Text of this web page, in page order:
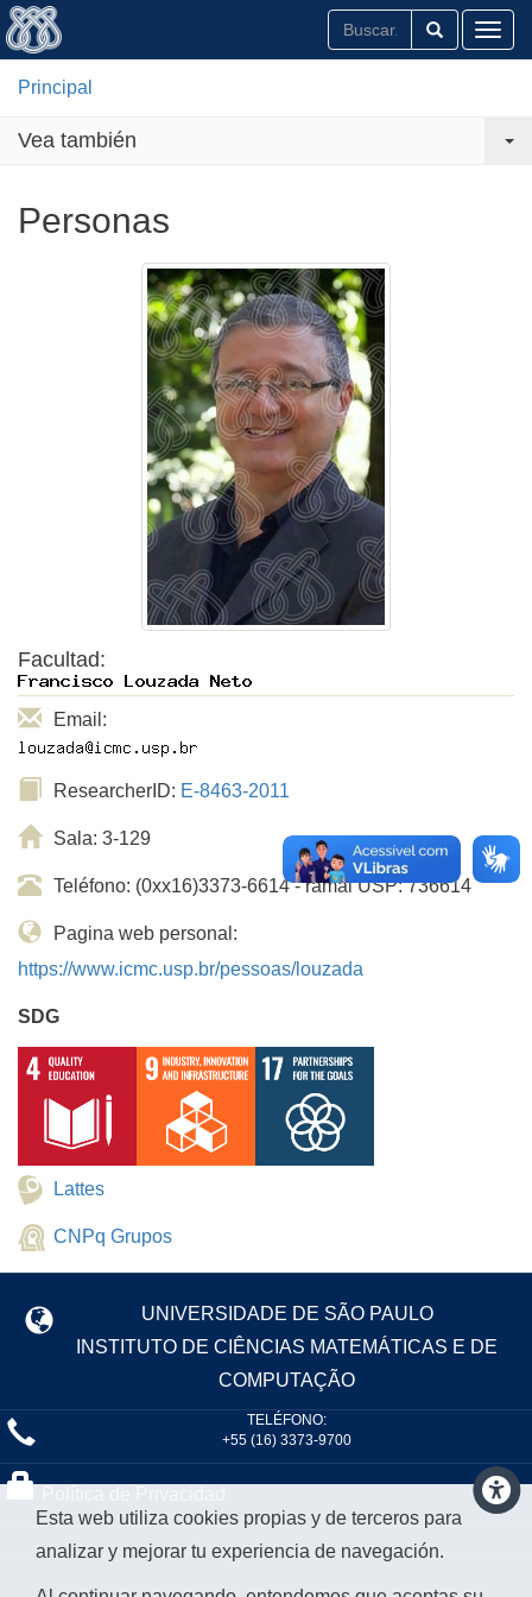
Principal
Vea también
Personas
Facultad:
Email:
ResearcherID: E-8463-2011
Sala: 3-129
Teléfono: (0xx16)3373-6614 - ramal USP: 736614
Pagina web personal:
https://www.icmc.usp.br/pessoas/louzada
SDG
Lattes
CNPq Grupos
UNIVERSIDADE DE SÃO PAULO
INSTITUTO DE CIÊNCIAS MATEMÁTICAS E DE
COMPUTAÇÃO
TELÉFONO:
+55 (16) 3373-9700
Esta web utiliza cookies propias y de terceros para
analizar y mejorar tu experiencia de navegación.